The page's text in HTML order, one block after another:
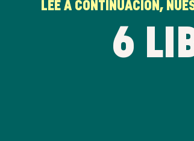
LEE A CONTINUACIÓN,
6